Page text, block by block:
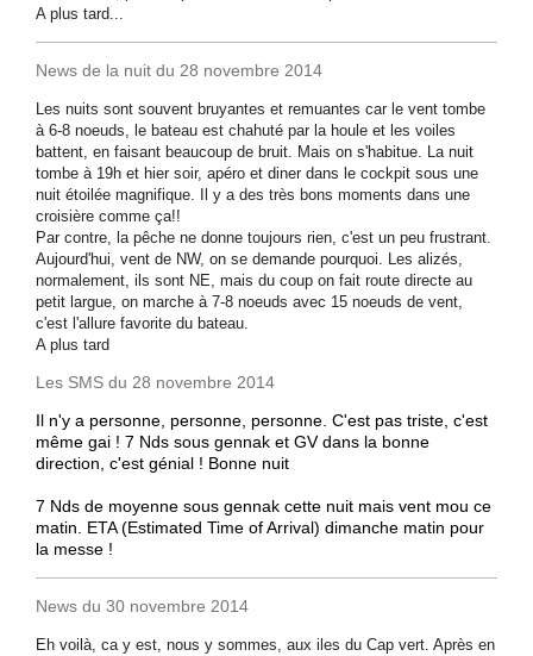
A plus tard...
News de la nuit du 28 novembre 2014
Les nuits sont souvent bruyantes et remuantes car le vent tombe
à 6-8 noeuds, le bateau est chahuté par la houle et les voiles
battent, en faisant beaucoup de bruit. Mais on s'habitue. La nuit
tombe à 19h et hier soir, apéro et diner dans le cockpit sous une
nuit étoilée magnifique. Il y a des très bons moments dans une
croisière comme ça!!
Par contre, la pêche ne donne toujours rien, c'est un peu frustrant.
Aujourd'hui, vent de NW, on se demande pourquoi. Les alizés,
normalement, ils sont NE, mais du coup on fait route directe au
petit largue, on marche à 7-8 noeuds avec 15 noeuds de vent,
c'est l'allure favorite du bateau.
A plus tard
Les SMS du 28 novembre 2014
Il n'y a personne, personne, personne. C'est pas triste, c'est
même gai ! 7 Nds sous gennak et GV dans la bonne
direction, c'est génial ! Bonne nuit
7 Nds de moyenne sous gennak cette nuit mais vent mou ce
matin. ETA (Estimated Time of Arrival) dimanche matin pour
la messe !
News du 30 novembre 2014
Eh voilà, ca y est, nous y sommes, aux iles du Cap vert. Après en